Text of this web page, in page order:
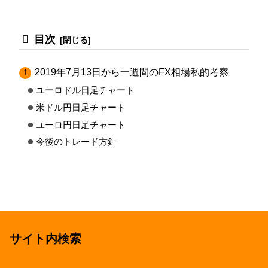
目次
2019年7月13日から一週間のFX相場私的考察
ユーロドル日足チャート
米ドル円日足チャート
ユーロ円日足チャート
今後のトレード方針
サイト内検索